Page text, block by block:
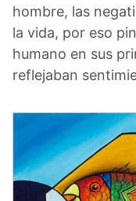
hombre, las
la vida, por eso
humano en sus
reflejaban